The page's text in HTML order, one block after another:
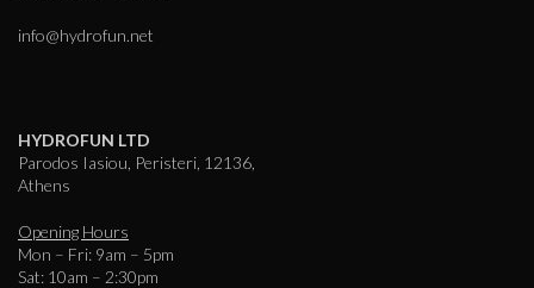
info@hydrofun.net
HYDROFUN LTD
Parodos Iasiou, Peristeri, 12136,
Athens
Opening Hours
Mon – Fri: 9am – 5pm
Sat: 10am – 2:30pm